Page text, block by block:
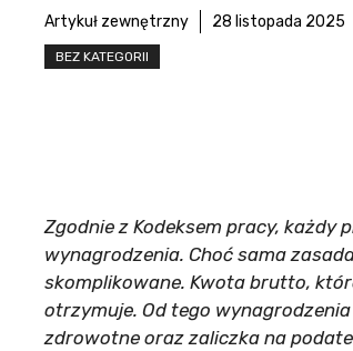
Artykuł zewnętrzny 28 listopada 2025
BEZ KATEGORII
Zgodnie z Kodeksem pracy,
wynagrodzenia. Choć sama
skomplikowane. Kwota brutto,
otrzymuje. Od tego
zdrowotne oraz zaliczka na